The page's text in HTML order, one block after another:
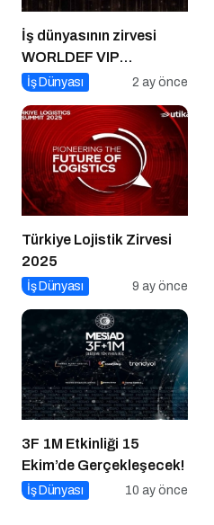
İş dünyasının zirvesi
WORLDEF VIP
Connect’te buluştu
İş Dünyası 2 ay önce
Türkiye Lojistik Zirvesi
2025
İş Dünyası 9 ay önce
3F 1M Etkinliği 15
Ekim’de Gerçekleşecek!
İş Dünyası 10 ay önce